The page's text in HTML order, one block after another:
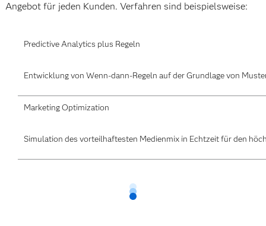
Angebot für jeden Kunden. Verfahren sind beispielsweise:
Predictive Analytics plus Regeln
Entwicklung von Wenn-dann-Regeln auf der Grundlage von
Marketing Optimization
Simulation des vorteilhaftesten Medienmix in Echtzeit für den